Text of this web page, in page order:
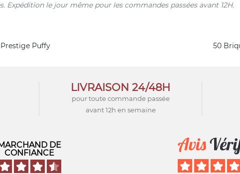
Expédition le jour même pour les commandes passées avant 12H.
Puffy 50
LIVRAISON 24/48H
pour toute commande passée
avant 12h en semaine
DE
CONFIANCE